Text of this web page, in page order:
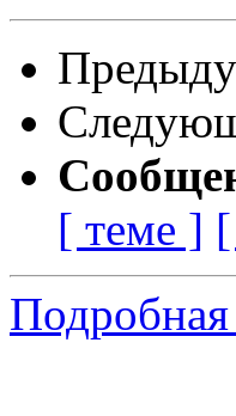
[ теме ]